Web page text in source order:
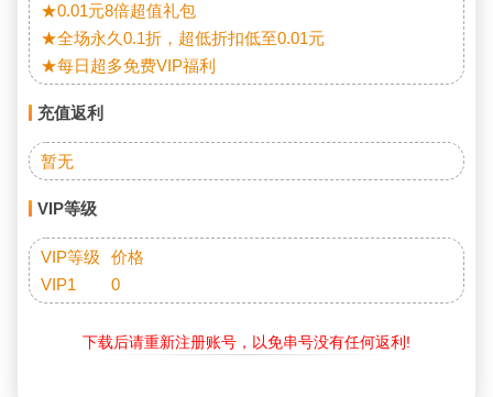
★0.01元8倍超值礼包
★全场永久0.1折，超低折扣低至0.01元
★每日超多免费VIP福利
充值返利
暂无
VIP等级
VIP等级	价格
VIP1	0
下载后请重新注册账号，以免串号没有任何返利!